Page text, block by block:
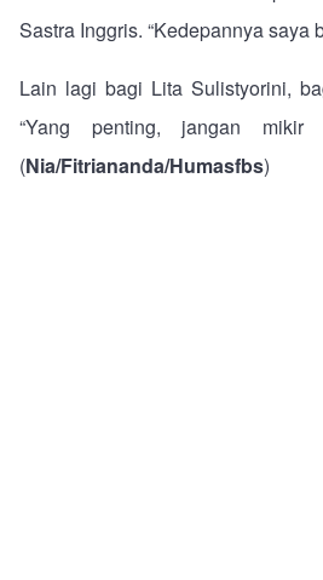
Sastra Inggris. “Kedepannya saya
Lain lagi bagi Lita Sulistyorini,
“Yang penting, jangan mikir
(Nia/Fitriananda/Humasfbs)